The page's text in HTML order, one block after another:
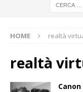
HOME realtà
realtà